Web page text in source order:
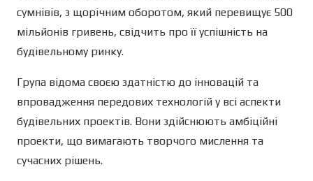
сумнівів, з щорічним оборотом, який перевищує 500
мільйонів гривень, свідчить про її успішність на
будівельному ринку.
Група відома своєю здатністю до інновацій та
впровадження передових технологій у всі аспекти
будівельних проектів. Вони здійснюють амбіційні
проекти, що вимагають творчого мислення та
сучасних рішень.